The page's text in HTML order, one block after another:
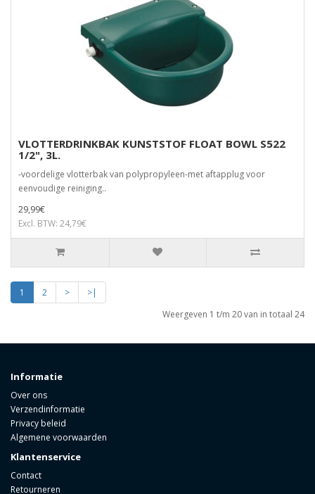
VLOTTERDRINKBAK KUNSTSTOF FLOAT BOWL S522
1/2", 3L.
-voordelige vlotterbak van polypropyleen-met aftapplug voor
eenvoudige reiniging..
29,99€
Excl. BTW: 24,79€
1 2 >
>|
Weergeven 1 t/m 20 van in totaal 24
Informatie
Over ons
Verzendinformatie
Privacy beleid
Algemene voorwaarden
Klantenservice
Contact
Retourneren